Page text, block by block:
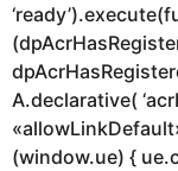
A.declarative(
(window.ue) {